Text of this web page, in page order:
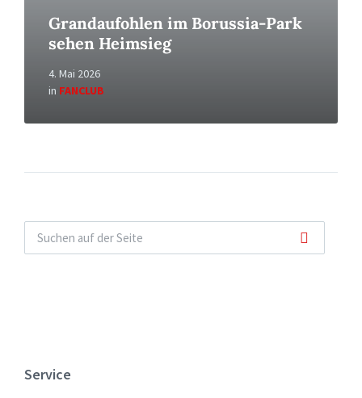
Grandaufohlen im Borussia-Park
sehen Heimsieg
4. Mai 2026
in FANCLUB
Service